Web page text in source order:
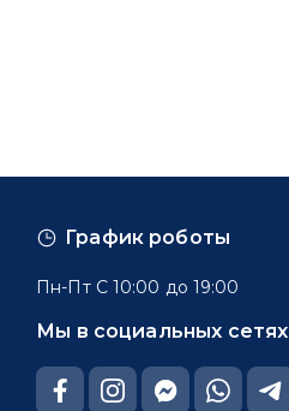
График роботы
Пн-Пт С 10:00 до 19:00
Мы в социальных сетях